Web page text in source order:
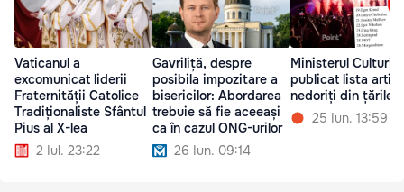
Vaticanul a
excomunicat liderii
Fraternității Catolice
Tradiționaliste Sfântul
Pius al X-lea
2 Iul. 23:22
Gavriliță, despre
posibila impozitare a
bisericilor: Abordarea
trebuie să fie aceeași
ca în cazul ONG-urilor
26 Iun. 09:14
Ministerul Culturii
publicat lista
nedoriți din țările
25 Iun. 13:59